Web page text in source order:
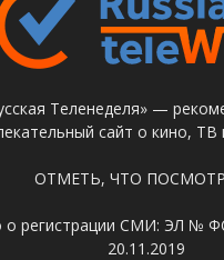
Теленеделя» —
сайт о кино, ТВ
ОТМЕТЬ, ЧТО
о регистрации СМИ: ЭЛ №
20.11.2019